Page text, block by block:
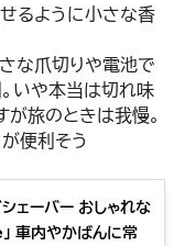
るように小さな香
な爪切りや電池で
いや本当は切れ味
旅のときは我慢。
便利そう
ェーバー おしゃれな
車内やかばんに常